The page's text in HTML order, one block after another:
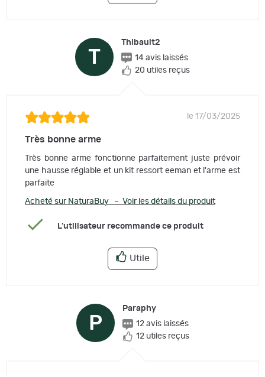
T
Thibault2
14 avis laissés
20 utiles reçus
le 17/03/2025
Très bonne arme
Très bonne arme fonctionne parfaitement juste prévoir
une hausse réglable et un kit ressort eeman et l'arme est
parfaite
Acheté sur NaturaBuy – Voir les détails du produit
L'utilisateur recommande ce produit
Utile
P
Paraphy
12 avis laissés
12 utiles reçus